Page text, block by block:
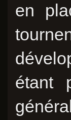
en
étant